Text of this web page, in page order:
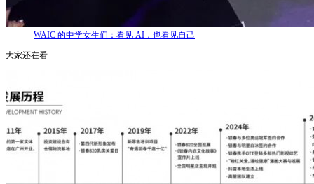
WAIC 的中学女生们：看见 AI，也看见自己
大家还在看